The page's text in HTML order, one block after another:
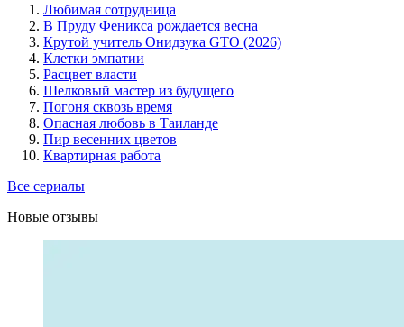
Любимая сотрудница
В Пруду Феникса рождается весна
Крутой учитель Онидзука GTO (2026)
Клетки эмпатии
Расцвет власти
Шелковый мастер из будущего
Погоня сквозь время
Опасная любовь в Таиланде
Пир весенних цветов
Квартирная работа
Все сериалы
Новые отзывы